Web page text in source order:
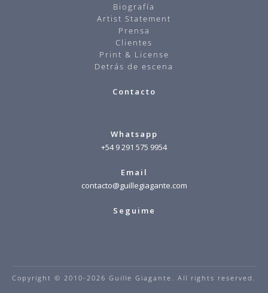
Biografía
Artist Statement
Prensa
Clientes
Print & License
Detrás de escena
Contacto
Whatsapp
+54 9 291 575 9954
Email
contacto@guillegiagante.com
Seguime
Copyright © 2010-2026 Guille Giagante. All rights reserved.